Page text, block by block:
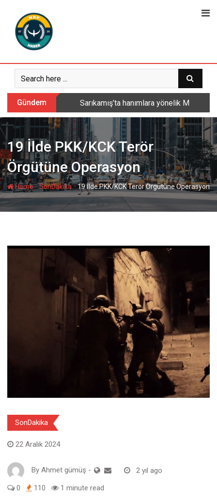
content
Gündem Sarıkamış’ta hanımlara yönelik
19 İlde PKK/KCK Terör
Örgütüne Operasyon
Home-SonDakika-19 İlde PKK/KCK Terör Örgütüne Operasyon
SonDakika
22 Aralık 2024
By Ahmet gümüş - 2 yıl ago
0 110 1 minute read